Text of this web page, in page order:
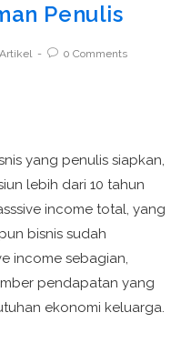
Penulis
Artikel 0 Comments
yang penulis siapkan,
lebih dari 10 tahun
income total, yang
bisnis sudah
income sebagian,
pendapatan yang
ekonomi keluarga.